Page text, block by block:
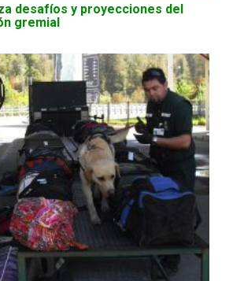
desafíos y proyecciones del
gremial